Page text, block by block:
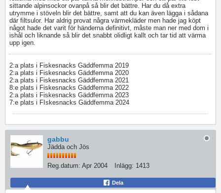
sittande alpinsockor ovanpå så blir det bättre. Har du då extra
utrymme i stöveln blir det bättre, samt att du kan även lägga i sådana
där filtsulor. Har aldrig provat några värmekläder men hade jag köpt
något hade det varit för händerna definitivt, måste man ner med dom i
ishål och liknande så blir det snabbt olidligt kallt och tar tid att värma
upp igen.
2:a plats i Fiskesnacks Gäddfemma 2019
2:a plats i Fiskesnacks Gäddfemma 2020
2:a plats i Fiskesnacks Gäddfemma 2021
8:e plats i Fiskesnacks Gäddfemma 2022
2:a plats i Fiskesnacks Gäddfemma 2023
7:e plats i FIskesnacks Gäddfemma 2024
gabbu
Jädda och Jös
Reg.datum: Apr 2004 Inlägg: 1413
Dela